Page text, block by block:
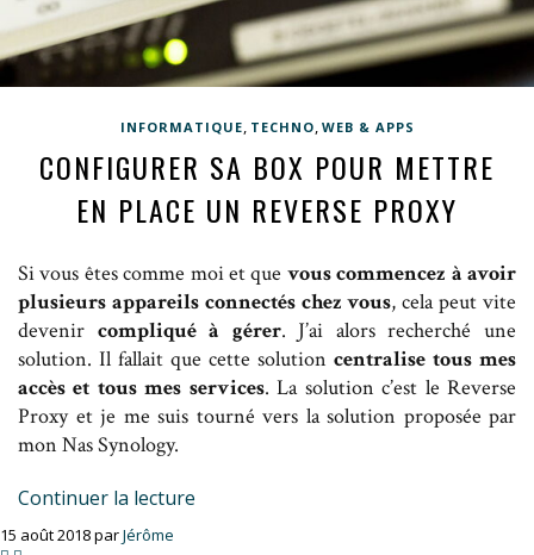
INFORMATIQUE, TECHNO, WEB & APPS
CONFIGURER SA BOX POUR METTRE
EN PLACE UN REVERSE PROXY
Si vous êtes comme moi et que vous commencez à avoir
plusieurs appareils connectés chez vous, cela peut vite
devenir compliqué à gérer. J’ai alors recherché une
solution. Il fallait que cette solution centralise tous mes
accès et tous mes services. La solution c’est le Reverse
Proxy et je me suis tourné vers la solution proposée par
mon Nas Synology.
Continuer la lecture
15 août 2018 parJérôme